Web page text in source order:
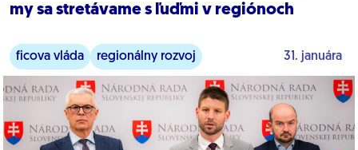
my sa stretávame s ľuďmi v regiónoch
ficova vláda regionálny rozvoj 31. januára